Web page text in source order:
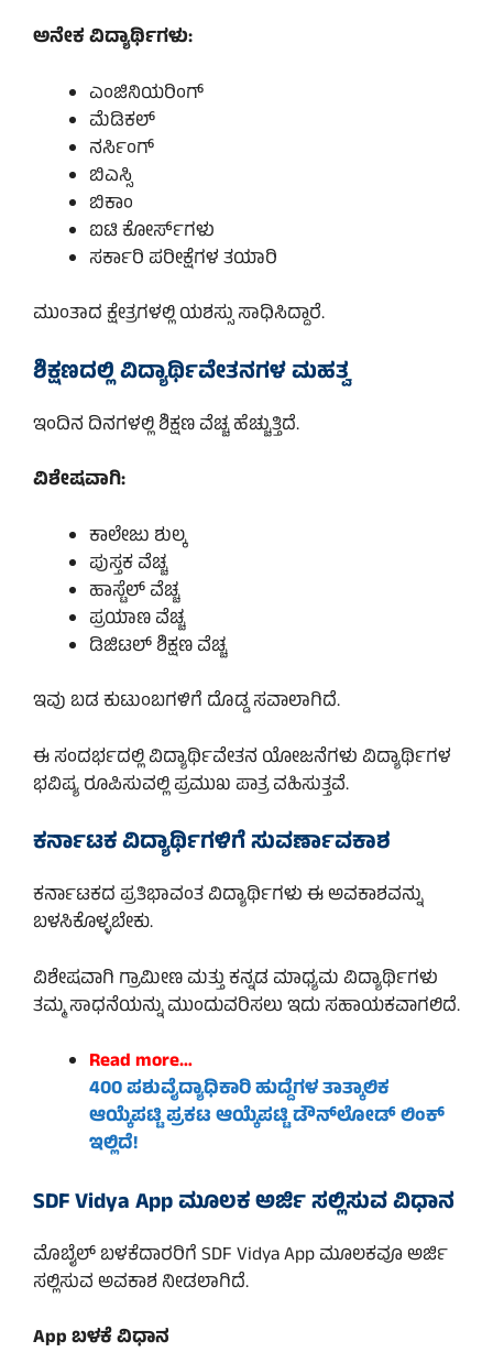
ಅನೇಕ ವಿದ್ಯಾರ್ಥಿಗಳು:
ಎಂಜಿನಿಯರಿಂಗ್
ಮೆಡಿಕಲ್
ನರ್ಸಿಂಗ್
ಬಿಎಸ್ಸಿ
ಬಿಕಾಂ
ಐಟಿ ಕೋರ್ಸ್‌ಗಳು
ಸರ್ಕಾರಿ ಪರೀಕ್ಷೆಗಳ ತಯಾರಿ
ಮುಂತಾದ ಕ್ಷೇತ್ರಗಳಲ್ಲಿ ಯಶಸ್ಸು ಸಾಧಿಸಿದ್ದಾರೆ.
ಶಿಕ್ಷಣದಲ್ಲಿ ವಿದ್ಯಾರ್ಥಿವೇತನಗಳ ಮಹತ್ವ
ಇಂದಿನ ದಿನಗಳಲ್ಲಿ ಶಿಕ್ಷಣ ವೆಚ್ಚ ಹೆಚ್ಚುತ್ತಿದೆ.
ವಿಶೇಷವಾಗಿ:
ಕಾಲೇಜು ಶುಲ್ಕ
ಪುಸ್ತಕ ವೆಚ್ಚ
ಹಾಸ್ಟೆಲ್ ವೆಚ್ಚ
ಪ್ರಯಾಣ ವೆಚ್ಚ
ಡಿಜಿಟಲ್ ಶಿಕ್ಷಣ ವೆಚ್ಚ
ಇವು ಬಡ ಕುಟುಂಬಗಳಿಗೆ ದೊಡ್ಡ ಸವಾಲಾಗಿದೆ.
ಈ ಸಂದರ್ಭದಲ್ಲಿ ವಿದ್ಯಾರ್ಥಿವೇತನ ಯೋಜನೆಗಳು ವಿದ್ಯಾರ್ಥಿಗಳ
ಭವಿಷ್ಯ ರೂಪಿಸುವಲ್ಲಿ ಪ್ರಮುಖ ಪಾತ್ರ ವಹಿಸುತ್ತವೆ.
ಕರ್ನಾಟಕ ವಿದ್ಯಾರ್ಥಿಗಳಿಗೆ ಸುವರ್ಣಾವಕಾಶ
ಕರ್ನಾಟಕದ ಪ್ರತಿಭಾವಂತ ವಿದ್ಯಾರ್ಥಿಗಳು ಈ ಅವಕಾಶವನ್ನು
ಬಳಸಿಕೊಳ್ಳಬೇಕು.
ವಿಶೇಷವಾಗಿ ಗ್ರಾಮೀಣ ಮತ್ತು ಕನ್ನಡ ಮಾಧ್ಯಮ ವಿದ್ಯಾರ್ಥಿಗಳು
ತಮ್ಮ ಸಾಧನೆಯನ್ನು ಮುಂದುವರಿಸಲು ಇದು ಸಹಾಯಕವಾಗಲಿದೆ.
Read more…
400 ಪಶುವೈದ್ಯಾಧಿಕಾರಿ ಹುದ್ದೆಗಳ ತಾತ್ಕಾಲಿಕ
ಆಯ್ಕೆಪಟ್ಟಿ ಪ್ರಕಟ ಆಯ್ಕೆಪಟ್ಟಿ ಡೌನ್‌ಲೋಡ್ ಲಿಂಕ್
ಇಲ್ಲಿದೆ!
SDF Vidya App ಮೂಲಕ ಅರ್ಜಿ ಸಲ್ಲಿಸುವ ವಿಧಾನ
ಮೊಬೈಲ್ ಬಳಕೆದಾರರಿಗೆ SDF Vidya App ಮೂಲಕವೂ ಅರ್ಜಿ
ಸಲ್ಲಿಸುವ ಅವಕಾಶ ನೀಡಲಾಗಿದೆ.
App ಬಳಕೆ ವಿಧಾನ